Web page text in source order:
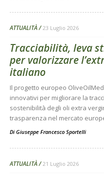
ATTUALITÀ 23 Luglio 2026
Tracciabilità, leva
per valorizzare
italiano
Il progetto europeo
innovativi per migliorare la
sostenibilità degli oli extra
trasparenza nel mercato
Di Giuseppe Francesco Sportelli
ATTUALITÀ 21 Luglio 2026